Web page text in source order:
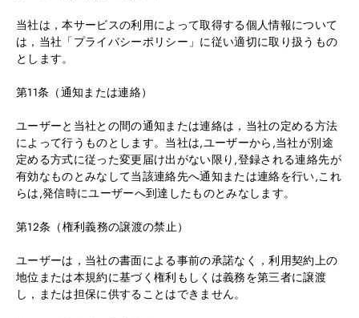
当社は，本サービスの利用によって取得する個人情報について
は，当社「プライバシーポリシー」に従い適切に取り扱うもの
とします。
第11条（通知または連絡）
ユーザーと当社との間の通知または連絡は，当社の定める方法
によって行うものとします。当社は,ユーザーから,当社が別途
定める方式に従った変更届け出がない限り,登録される連絡先が
有効なものとみなして当該連絡先へ通知または連絡を行い,これ
らは,発信時にユーザーへ到達したものとみなします。
第12条（権利義務の譲渡の禁止）
ユーザーは，当社の書面による事前の承諾なく，利用契約上の
地位または本規約に基づく権利もしくは義務を第三者に譲渡
し，または担保に供することはできません。